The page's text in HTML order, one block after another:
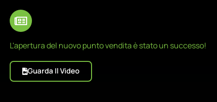
L'apertura del nuovo punto vendita è stato un successo!
Guarda Il Video